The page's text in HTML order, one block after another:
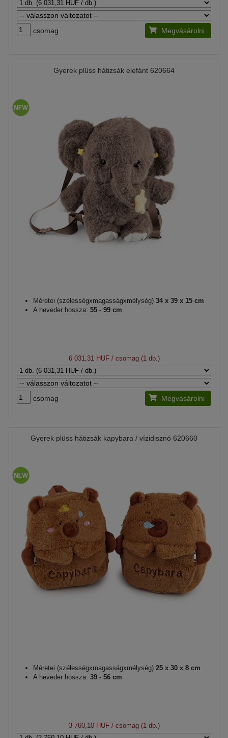
csomag Megvásárolni
Gyerek plüss hátizsák elefánt 620664
Méretei (szélességxmagasságxmélység) 34 x 39 x 15 cm
A heveder hossza: 55 - 99 cm
6 031,31 HUF/ csomag (1 db.)
csomag Megvásárolni
Gyerek plüss hátizsák kapybara / vízidisznó 620660
Méretei (szélességxmagasságxmélység) 25 x 30 x 8 cm
A heveder hossza: 39 - 56 cm
3 760,10 HUF/ csomag (1 db.)